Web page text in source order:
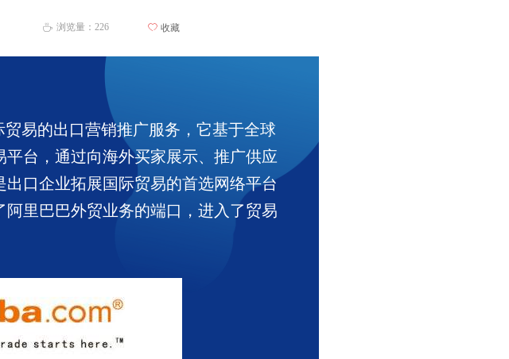
易的出口营销推广服务，它基于全球
台，通过向海外买家展示、推广供应
口企业拓展国际贸易的首选网络平台
里巴巴外贸业务的端口，进入了贸易
ꄘ 浏览量： 226 ꄀ 收藏